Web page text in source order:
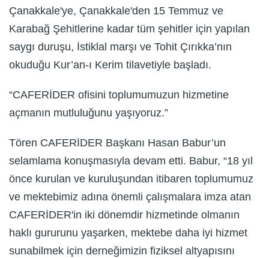
Çanakkale'ye, Çanakkale'den 15 Temmuz ve
Karabağ Şehitlerine kadar tüm şehitler için yapılan
saygı duruşu, İstiklal marşı ve Tohit Çırıkka’nın
okuduğu Kur’an-ı Kerim tilavetiyle başladı.
“CAFERİDER ofisini toplumumuzun hizmetine
açmanın mutluluğunu yaşıyoruz.”
Tören CAFERİDER Başkanı Hasan Babur’un
selamlama konuşmasıyla devam etti. Babur, “18 yıl
önce kurulan ve kuruluşundan itibaren toplumumuz
ve mektebimiz adına önemli çalışmalara imza atan
CAFERİDER'in iki dönemdir hizmetinde olmanın
haklı gururunu yaşarken, mektebe daha iyi hizmet
sunabilmek için derneğimizin fiziksel altyapısını